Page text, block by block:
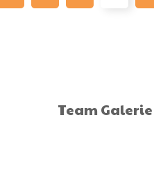
Team Galerie